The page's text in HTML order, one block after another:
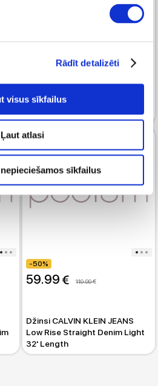
Rādīt detalizēti
visus sīkfailus
Ļaut atlasi
sīkfailus
Authentic Slim Straight Denim
Light 32'
-50%
59.99 119.99
Džinsi CALVIN KLEIN JEANS
Low Rise Straight Denim Light
32' Length